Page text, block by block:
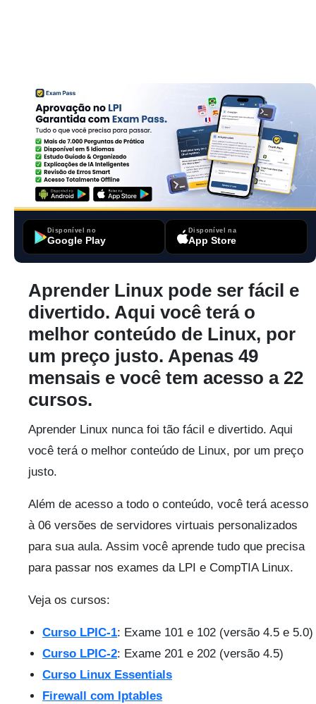
Disponível no
Google Play
Disponível na
App Store
Aprender Linux pode ser fácil e
divertido. Aqui você terá o
melhor conteúdo de Linux, por
um preço justo. Apenas 49
mensais e você tem acesso a 22
cursos.
Aprender Linux nunca foi tão fácil e divertido. Aqui
você terá o melhor conteúdo de Linux, por um preço
justo.
Além de acesso a todo o conteúdo, você terá acesso
à 06 versões de servidores virtuais personalizados
para sua aula. Assim você aprende tudo que precisa
para passar nos exames da LPI e CompTIA Linux.
Veja os cursos:
Curso LPIC-1: Exame 101 e 102 (versão 4.5 e 5.0)
Curso LPIC-2: Exame 201 e 202 (versão 4.5)
Curso Linux Essentials
Firewall com Iptables